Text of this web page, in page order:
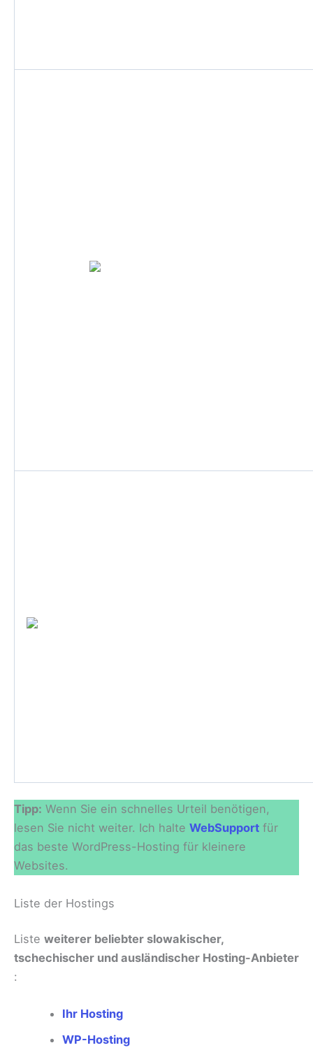
Tipp: Wenn Sie ein schnelles Urteil benötigen,
lesen Sie nicht weiter. Ich halte WebSupport für
das beste WordPress-Hosting für kleinere
Websites.
Liste der Hostings
Liste weiterer beliebter slowakischer,
tschechischer und ausländischer Hosting-Anbieter
:
Ihr Hosting
WP-Hosting